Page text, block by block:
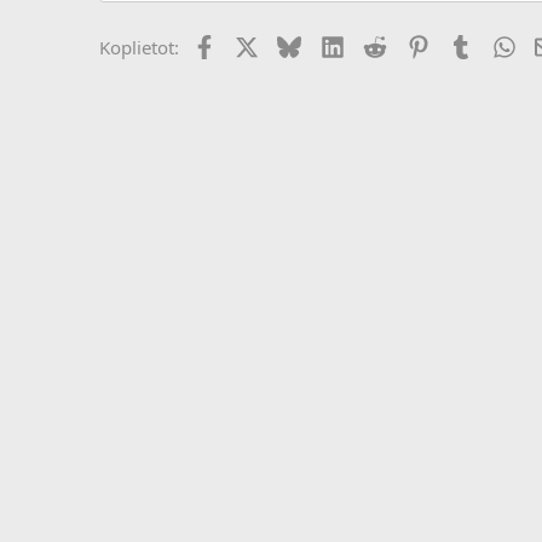
Koplietot: FacebookX (Twitter)
BlueskyLinkedIn
Reddit PinterestTumblr